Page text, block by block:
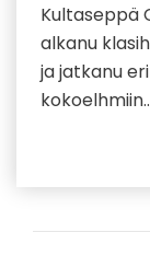
Kultaseppä
alkanu
ja jatkanu